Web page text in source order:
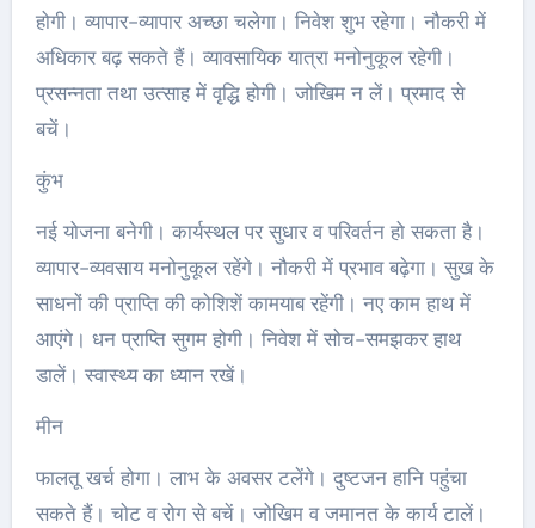
होगी। व्यापार-व्यापार अच्‍छा चलेगा। निवेश शुभ रहेगा। नौकरी में
अधिकार बढ़ सकते हैं। व्यावसायिक यात्रा मनोनुकूल रहेगी।
प्रसन्नता तथा उत्साह में वृद्धि होगी। जोखिम न लें। प्रमाद से
बचें।
कुंभ
नई योजना बनेगी। कार्यस्‍थल पर सुधार व परिवर्तन हो सकता है।
व्यापार-व्यवसाय मनोनुकूल रहेंगे। नौकरी में प्रभाव बढ़ेगा। सुख के
साधनों की प्राप्ति की कोशिशें कामयाब रहेंगी। नए काम हाथ में
आएंगे। धन प्राप्ति सुगम होगी। निवेश में सोच-समझकर हाथ
डालें। स्वास्‍थ्य का ध्यान रखें।
मीन
फालतू खर्च होगा। लाभ के अवसर टलेंगे। दुष्टजन हानि पहुंचा
सकते हैं। चोट व रोग से बचें। जोखिम व जमानत के कार्य टालें।